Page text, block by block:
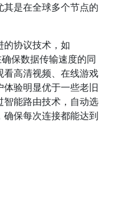
是在全球多个节点的
的协议技术，如
保数据传输速度的同
看高清视频、在线游戏
验明显优于一些老旧
智能路由技术，自动选
保每次连接都能达到